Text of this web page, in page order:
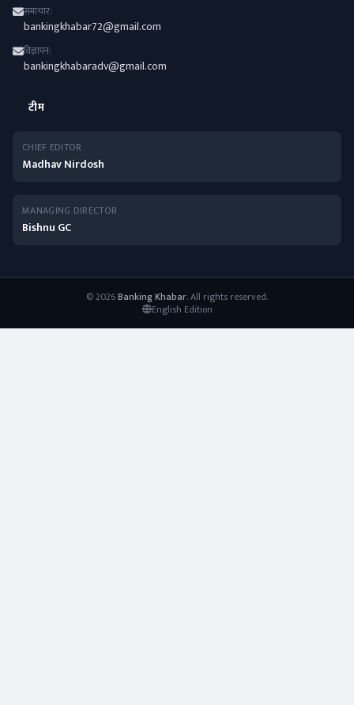
समाचार:
bankingkhabar72@gmail.com
विज्ञापन:
bankingkhabaradv@gmail.com
टीम
CHIEF EDITOR
Madhav Nirdosh
MANAGING DIRECTOR
Bishnu GC
© 2026Banking Khabar. All rights reserved.
English Edition